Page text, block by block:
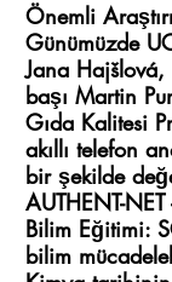
Önemli
Günümüzde
Jana
başı Martin
Gıda Kalitesi
akıllı telefon
bir şekilde
AUTHENT-
Bilim Eğitimi:
bilim